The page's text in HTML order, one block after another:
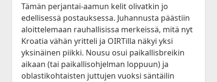
Tämän perjantai-aamun kelit olivatkin jo
edellisessä postauksessa. Juhannusta päästiin
aloittelemaan rauhallisissa merkeissä, mitä nyt
Kroatia vähän yritteli ja OIRTilla näkyi yksi
yksinäinen piikki. Nousu osui paikallisbreikin
aikaan (tai paikallisohjelman loppuun) ja
oblastikohtaisten juttujen vuoksi säntäilin